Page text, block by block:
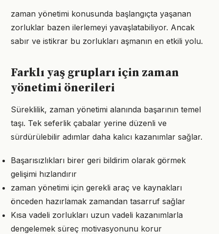
zaman yönetimi konusunda başlangıçta yaşanan
zorluklar bazen ilerlemeyi yavaşlatabiliyor. Ancak
sabır ve istikrar bu zorlukları aşmanın en etkili yolu.
Farklı yaş grupları için zaman
yönetimi önerileri
Süreklilik, zaman yönetimi alanında başarının temel
taşı. Tek seferlik çabalar yerine düzenli ve
sürdürülebilir adımlar daha kalıcı kazanımlar sağlar.
Başarısızlıkları birer geri bildirim olarak görmek
gelişimi hızlandırır
zaman yönetimi için gerekli araç ve kaynakları
önceden hazırlamak zamandan tasarruf sağlar
Kısa vadeli zorlukları uzun vadeli kazanımlarla
dengelemek süreç motivasyonunu korur